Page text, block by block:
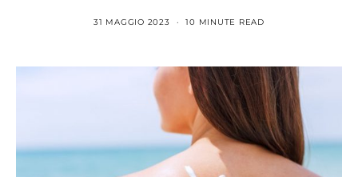
31 MAGGIO 2023 10 MINUTE READ